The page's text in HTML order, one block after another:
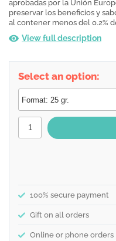
aprobadas por la Unión
preservar los beneficios y
al contener menos del 0.2%
View full description
Select an option:
100% secure payment
Gift on all orders
Online or phone orders